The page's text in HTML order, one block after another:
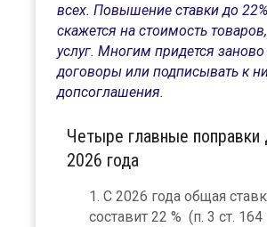
всех. Повышение ставки до
скажется на стоимость
услуг. Многим придется
договоры или подписывать к
допсоглашения.
Четыре главные
2026 года
С 2026 года общая
составит 22 % (п. 3 ст.